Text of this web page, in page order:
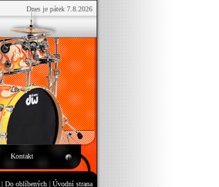
Dnes je pátek 7.8.2026
Kontakt
| Do oblíbených | Úvodní strana